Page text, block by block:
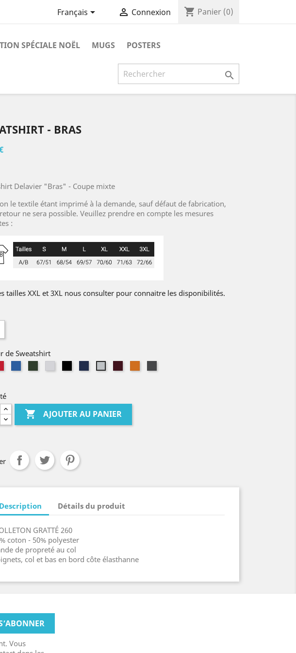
Français  Connexion shopping_cart Panier (0)
SPÉCIALE NOËL MUGS POSTERS

- BRAS
Delavier "Bras" - Coupe mixte
le textile étant imprimé à la demande, sauf défaut de fabrication,
ne sera possible. Veuillez prendre en compte les mesures
:
tailles XXL et 3XL nous consulter pour connaitre les disponibilités.
de Sweatshirt
 AJOUTER AU PANIER
Description Détails du produit
GRATTÉ 260
coton - 50% polyester
de propreté au col
col et bas en bord côte élasthanne
Vous